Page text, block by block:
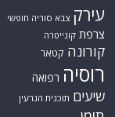
ירדן ישראל
כורדים כטב"מים כלכלה
לבנוןמצרים
סוריה סחר סמים